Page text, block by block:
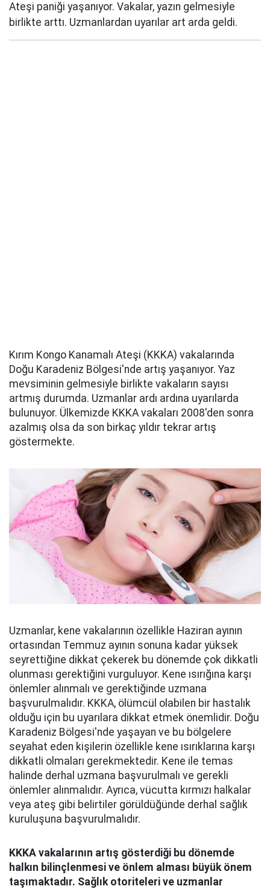
Ateşi paniği yaşanıyor. Vakalar, yazın gelmesiyle
birlikte arttı. Uzmanlardan uyarılar art arda geldi.
Kırım Kongo Kanamalı Ateşi (KKKA) vakalarında
Doğu Karadeniz Bölgesi'nde artış yaşanıyor. Yaz
mevsiminin gelmesiyle birlikte vakaların sayısı
artmış durumda. Uzmanlar ardı ardına uyarılarda
bulunuyor. Ülkemizde KKKA vakaları 2008'den sonra
azalmış olsa da son birkaç yıldır tekrar artış
göstermekte.
Uzmanlar, kene vakalarının özellikle Haziran ayının
ortasından Temmuz ayının sonuna kadar yüksek
seyrettiğine dikkat çekerek bu dönemde çok dikkatli
olunması gerektiğini vurguluyor. Kene ısırığına karşı
önlemler alınmalı ve gerektiğinde uzmana
başvurulmalıdır. KKKA, ölümcül olabilen bir hastalık
olduğu için bu uyarılara dikkat etmek önemlidir. Doğu
Karadeniz Bölgesi'nde yaşayan ve bu bölgelere
seyahat eden kişilerin özellikle kene ısırıklarına karşı
dikkatli olmaları gerekmektedir. Kene ile temas
halinde derhal uzmana başvurulmalı ve gerekli
önlemler alınmalıdır. Ayrıca, vücutta kırmızı halkalar
veya ateş gibi belirtiler görüldüğünde derhal sağlık
kuruluşuna başvurulmalıdır.
KKKA vakalarının artış gösterdiği bu dönemde
halkın bilinçlenmesi ve önlem alması büyük önem
taşımaktadır. Sağlık otoriteleri ve uzmanlar